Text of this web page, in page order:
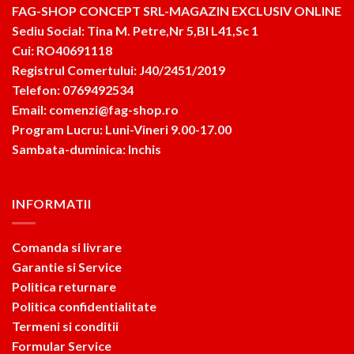
FAG-SHOP CONCEPT SRL-MAGAZIN EXCLUSIV ONLINE
Sediu Social: Tina M. Petre,Nr 5,Bl L41,Sc 1
Cui: RO40691118
Registrul Comertului: J40/2451/2019
Telefon: 0769492534
Email: comenzi@fag-shop.ro
Program Lucru: Luni-Vineri 9.00-17.00
Sambata-duminica: Inchis
INFORMATII
Comanda si livrare
Garantie si Service
Politica returnare
Politica confidentialitate
Termeni si conditii
Formular Service